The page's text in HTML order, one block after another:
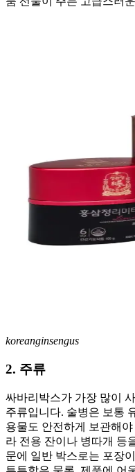
koreanginsengus
2. 주류
싸바리박스가 가장 많이
주류입니다. 술병은 보통
용물도 안전하게 보관해
라 전용 잔이나 병따개 등
문에 일반 박스로는 포장